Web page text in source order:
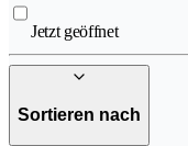
Jetzt geöffnet
Sortieren nach